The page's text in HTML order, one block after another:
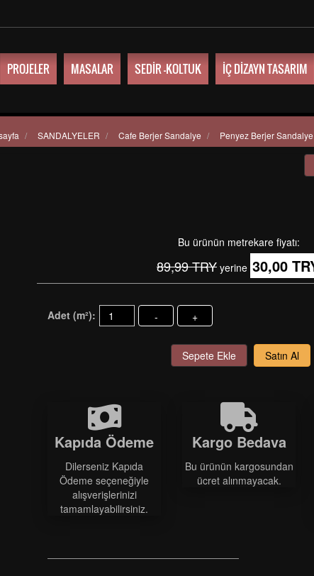
PROJELER MASALAR SEDİR -KOLTUK İÇ DİZAYN TASARIM
Penyez Berjer Sandalye
Cafe Berjer Sandalye /
SANDALYELER /
/
Bu ürünün metrekare fiyatı:
89,99 TRY yerine 30,00
Adet (m²): - +
Sepete Ekle Satın Al
Kapıda Ödeme
Dilerseniz Kapıda
Ödeme seçeneğiyle
alışverişlerinizi
tamamlayabilirsiniz.
Kargo Bedava
Bu ürünün kargosundan
ücret alınmayacak.